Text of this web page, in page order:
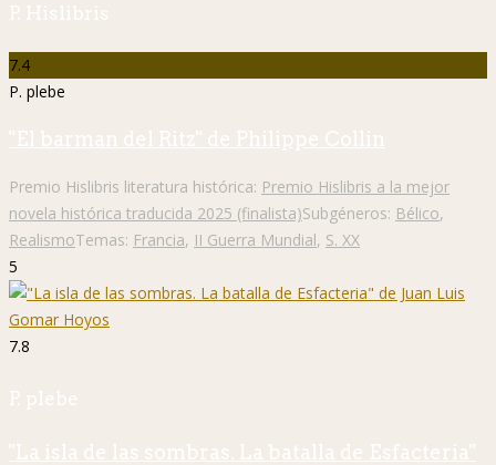
P. Hislibris
7.4
P. plebe
"El barman del Ritz" de Philippe Collin
Premio Hislibris literatura histórica: Premio Hislibris a la mejor
novela histórica traducida 2025 (finalista)Subgéneros: Bélico,
RealismoTemas: Francia, II Guerra Mundial, S. XX
5
7.8
P. plebe
"La isla de las sombras. La batalla de Esfacteria"